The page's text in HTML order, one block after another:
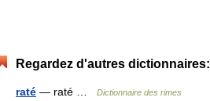
Regardez d'autres dictionnaires:
raté — raté … Dictionnaire des rimes